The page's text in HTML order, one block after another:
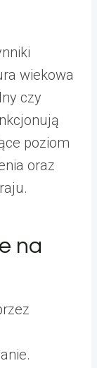
wiekowa
czy
poziom
oraz
na